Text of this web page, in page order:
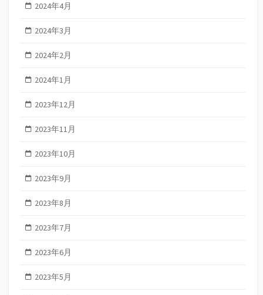
2024年4月
2024年3月
2024年2月
2024年1月
2023年12月
2023年11月
2023年10月
2023年9月
2023年8月
2023年7月
2023年6月
2023年5月